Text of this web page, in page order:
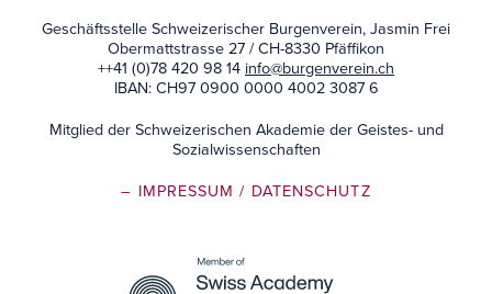
Geschäftsstelle Schweizerischer Burgenverein, Jasmin Frei
Obermattstrasse 27 / CH-8330 Pfäffikon
++41 (0)78 420 98 14 info@burgenverein.ch
IBAN: CH97 0900 0000 4002 3087 6
Mitglied der Schweizerischen Akademie der Geistes- und
Sozialwissenschaften
– IMPRESSUM/ DATENSCHUTZ